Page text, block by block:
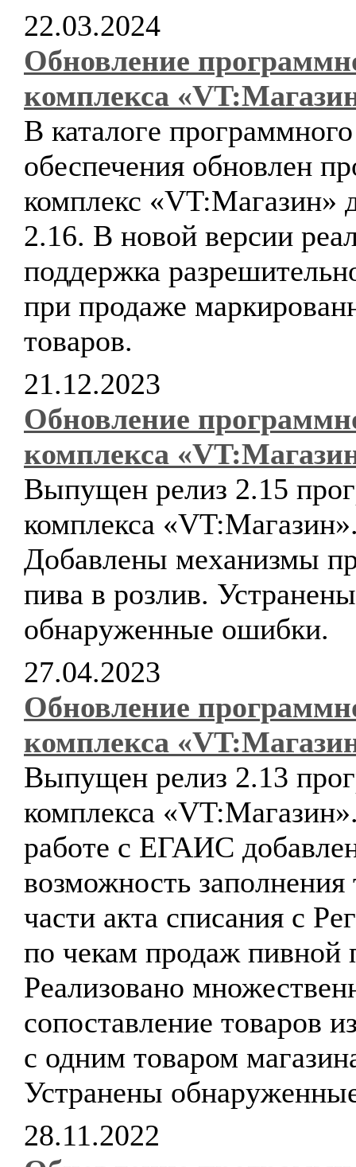
22.03.2024
Обновление
комплекса
В каталоге программного
обеспечения обновлен
комплекс «VT:Магазин»
2.16. В новой версии
поддержка
при продаже
товаров.
21.12.2023
Обновление
комплекса
Выпущен релиз 2.15
комплекса
Добавлены механизмы
пива в розлив. Устранены
обнаруженные ошибки.
27.04.2023
Обновление
комплекса
Выпущен релиз 2.13
комплекса
работе с ЕГАИС
возможность заполнения
части акта списания с
по чекам продаж пивной
Реализовано
сопоставление товаров
с одним товаром
Устранены
28.11.2022